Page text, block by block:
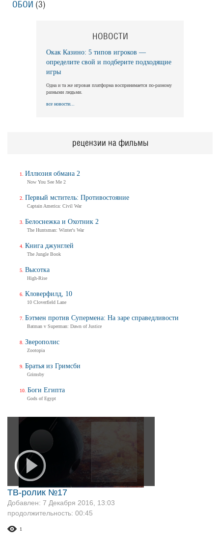
ТВ-ролик №17
Добавлен: 7 Декабря 2016, 13:03
продолжительность: 00:45
1
ОБОИ (3)
НОВОСТИ
Окак Казино: 5 типов игроков —
определите свой и подберите подходящие
игры
Одна и та же игровая платформа воспринимается по-разному
разными людьми.
все новости...
рецензии на фильмы
Иллюзия обмана 2
Now You See Me 2
Первый мститель: Противостояние
Captain America: Civil War
Белоснежка и Охотник 2
The Huntsman: Winter's War
Книга джунглей
The Jungle Book
Высотка
High-Rise
Кловерфилд, 10
10 Cloverfield Lane
Бэтмен против Супермена: На заре справедливости
Batman v Superman: Dawn of Justice
Зверополис
Zootopia
Братья из Гримсби
Grimsby
Боги Египта
Gods of Egypt